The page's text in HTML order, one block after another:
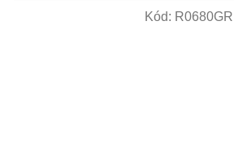
kámen Hmotnost: 3,50 g Výška
Kód: R0680GR